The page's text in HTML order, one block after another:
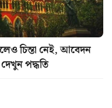
চিন্তা নেই, আবেদন
পদ্ধতি